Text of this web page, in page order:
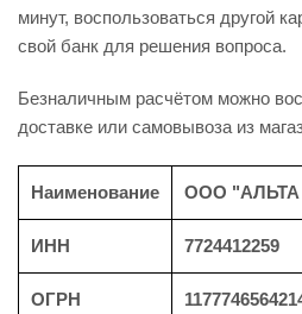
минут, воспользоваться другой
свой банк для решения вопроса.
Безналичным расчётом можно
доставке или самовывоза из
Наименование ООО "АЛЬТА
ИНН 7724412259
ОГРН